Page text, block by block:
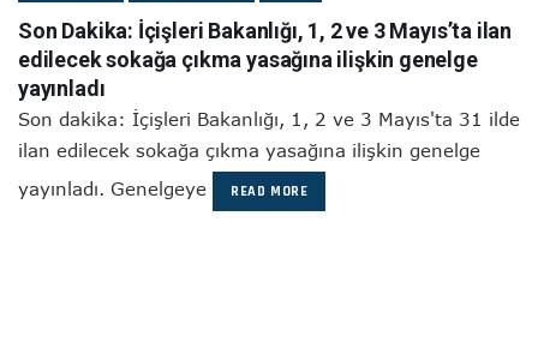
Son Dakika: İçişleri Bakanlığı, 1, 2 ve 3 Mayıs’ta ilan
edilecek sokağa çıkma yasağına ilişkin genelge
yayınladı
Son dakika: İçişleri Bakanlığı, 1, 2 ve 3 Mayıs'ta 31 ilde
ilan edilecek sokağa çıkma yasağına ilişkin genelge
yayınladı. Genelgeye
READ MORE